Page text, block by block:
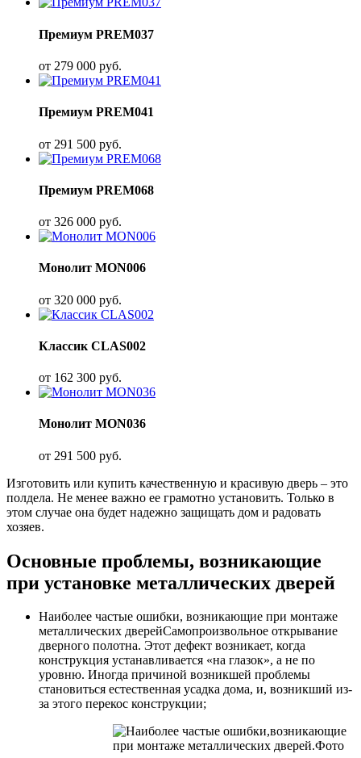
Премиум PREM037
от 279 000 руб.
Премиум PREM041
от 291 500 руб.
Премиум PREM068
от 326 000 руб.
Монолит MON006
от 320 000 руб.
Классик CLAS002
от 162 300 руб.
Монолит MON036
от 291 500 руб.
Изготовить или купить качественную и красивую дверь – это
полдела. Не менее важно ее грамотно установить. Только в
этом случае она будет надежно защищать дом и радовать
хозяев.
Основные проблемы, возникающие
при установке металлических дверей
Наиболее частые ошибки, возникающие при монтаже
металлических дверейСамопроизвольное открывание
дверного полотна. Этот дефект возникает, когда
конструкция устанавливается «на глазок», а не по
уровню. Иногда причиной возникшей проблемы
становиться естественная усадка дома, и, возникший из-
за этого перекос конструкции;